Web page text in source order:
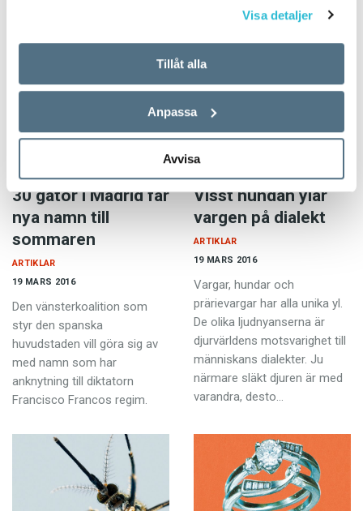
Visa detaljer
Tillåt alla
Anpassa
Avvisa
forskare i psykologi vid
låtit…
30 gator i Madrid får
nya namn till
sommaren
19 MARS 2016
ARTIKLAR
Den vänsterkoalition som
styr den spanska
huvudstaden vill göra sig av
med namn som har
anknytning till diktatorn
Francisco Francos regim.
Visst hundan ylar
vargen på dialekt
19 MARS 2016
ARTIKLAR
Vargar, hundar och
prärievargar har alla unika yl.
De olika ljudnyanserna är
djurvärldens motsvarighet till
människans dialekter. Ju
närmare släkt djuren är med
varandra, desto…